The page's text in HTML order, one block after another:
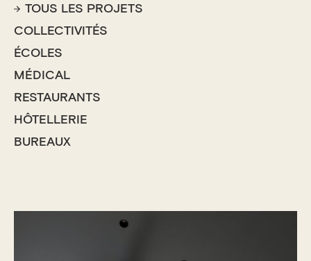
TOUS LES PROJETS
COLLECTIVITÉS
ÉCOLES
MÉDICAL
RESTAURANTS
HÔTELLERIE
BUREAUX